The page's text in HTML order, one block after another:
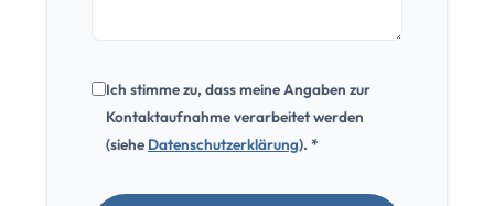
Ich stimme zu, dass meine Angaben zur
Kontaktaufnahme verarbeitet werden
(siehe Datenschutzerklärung). *